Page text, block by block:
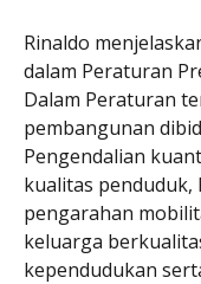
Rinaldo
dalam Peraturan
Dalam Peraturan
pembangunan
Pengendalian
kualitas penduduk,
pengarahan
keluarga
kependudukan